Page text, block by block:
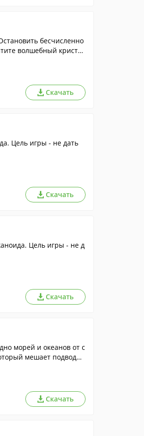
бесчисленно
волшебный кристал
Скачать
Цель игры - не дать
Скачать
Цель игры - не д
Скачать
морей и океанов от с
мешает подводн
Скачать